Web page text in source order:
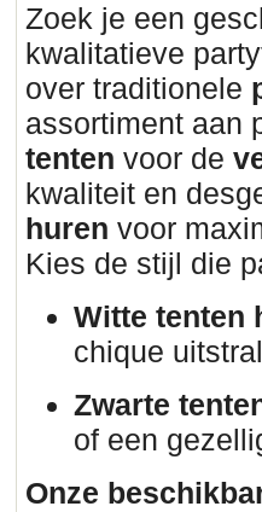
Zoek je een
kwalitatieve
over traditionele
assortiment aan
tenten voor de
kwaliteit en
huren voor
Kies de stijl die
Witte tenten
chique
Zwarte
of een
Onze